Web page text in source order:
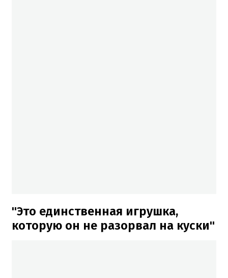
"Это единственная игрушка,
которую он не разорвал на куски"